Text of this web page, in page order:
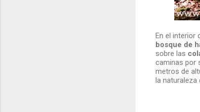
En el interior
bosque de
sobre las
caminas por
metros de
la naturaleza